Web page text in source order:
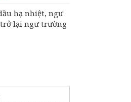
hạ nhiệt, ngư
lại ngư trường